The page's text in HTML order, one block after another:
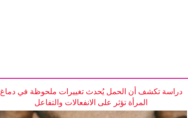
دراسة تكشف أن الحمل يُحدث تغييرات ملحوظة في دماغ
المرأة تؤثر على الانفعالات والتفاعل